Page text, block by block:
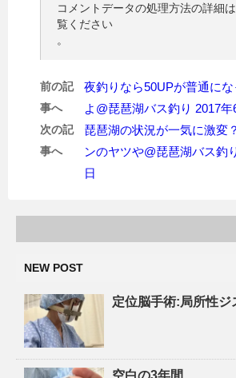
コメントデータの処理方法の詳細
覧ください
。
前の記
事へ
夜釣りなら50UPが普通に
よ@琵琶湖バス釣り 2017年
次の記
事へ
琵琶湖の状況が一気に激変
ンのヤツや@琵琶湖バス釣
日
NEW POST
定位脳手術:局所性ジ
空白の3年間